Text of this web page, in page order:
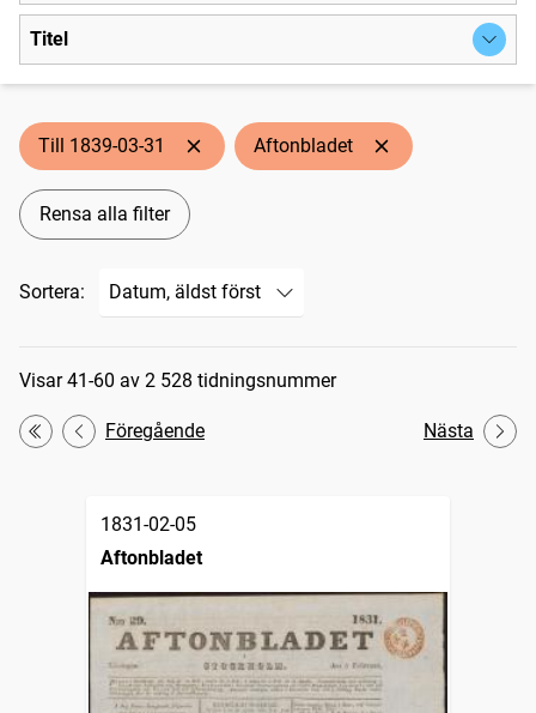
Titel
Till 1839-03-31 Aftonbladet
Rensa alla filter
Sortera:
Sökresultat
Visar 41-60 av 2 528 tidningsnummer
Första
Föregående Nästa
1831-02-05
Aftonbladet